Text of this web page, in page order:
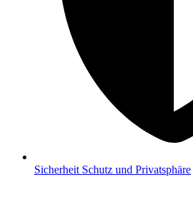
Sicherheit Schutz und Privatsphäre